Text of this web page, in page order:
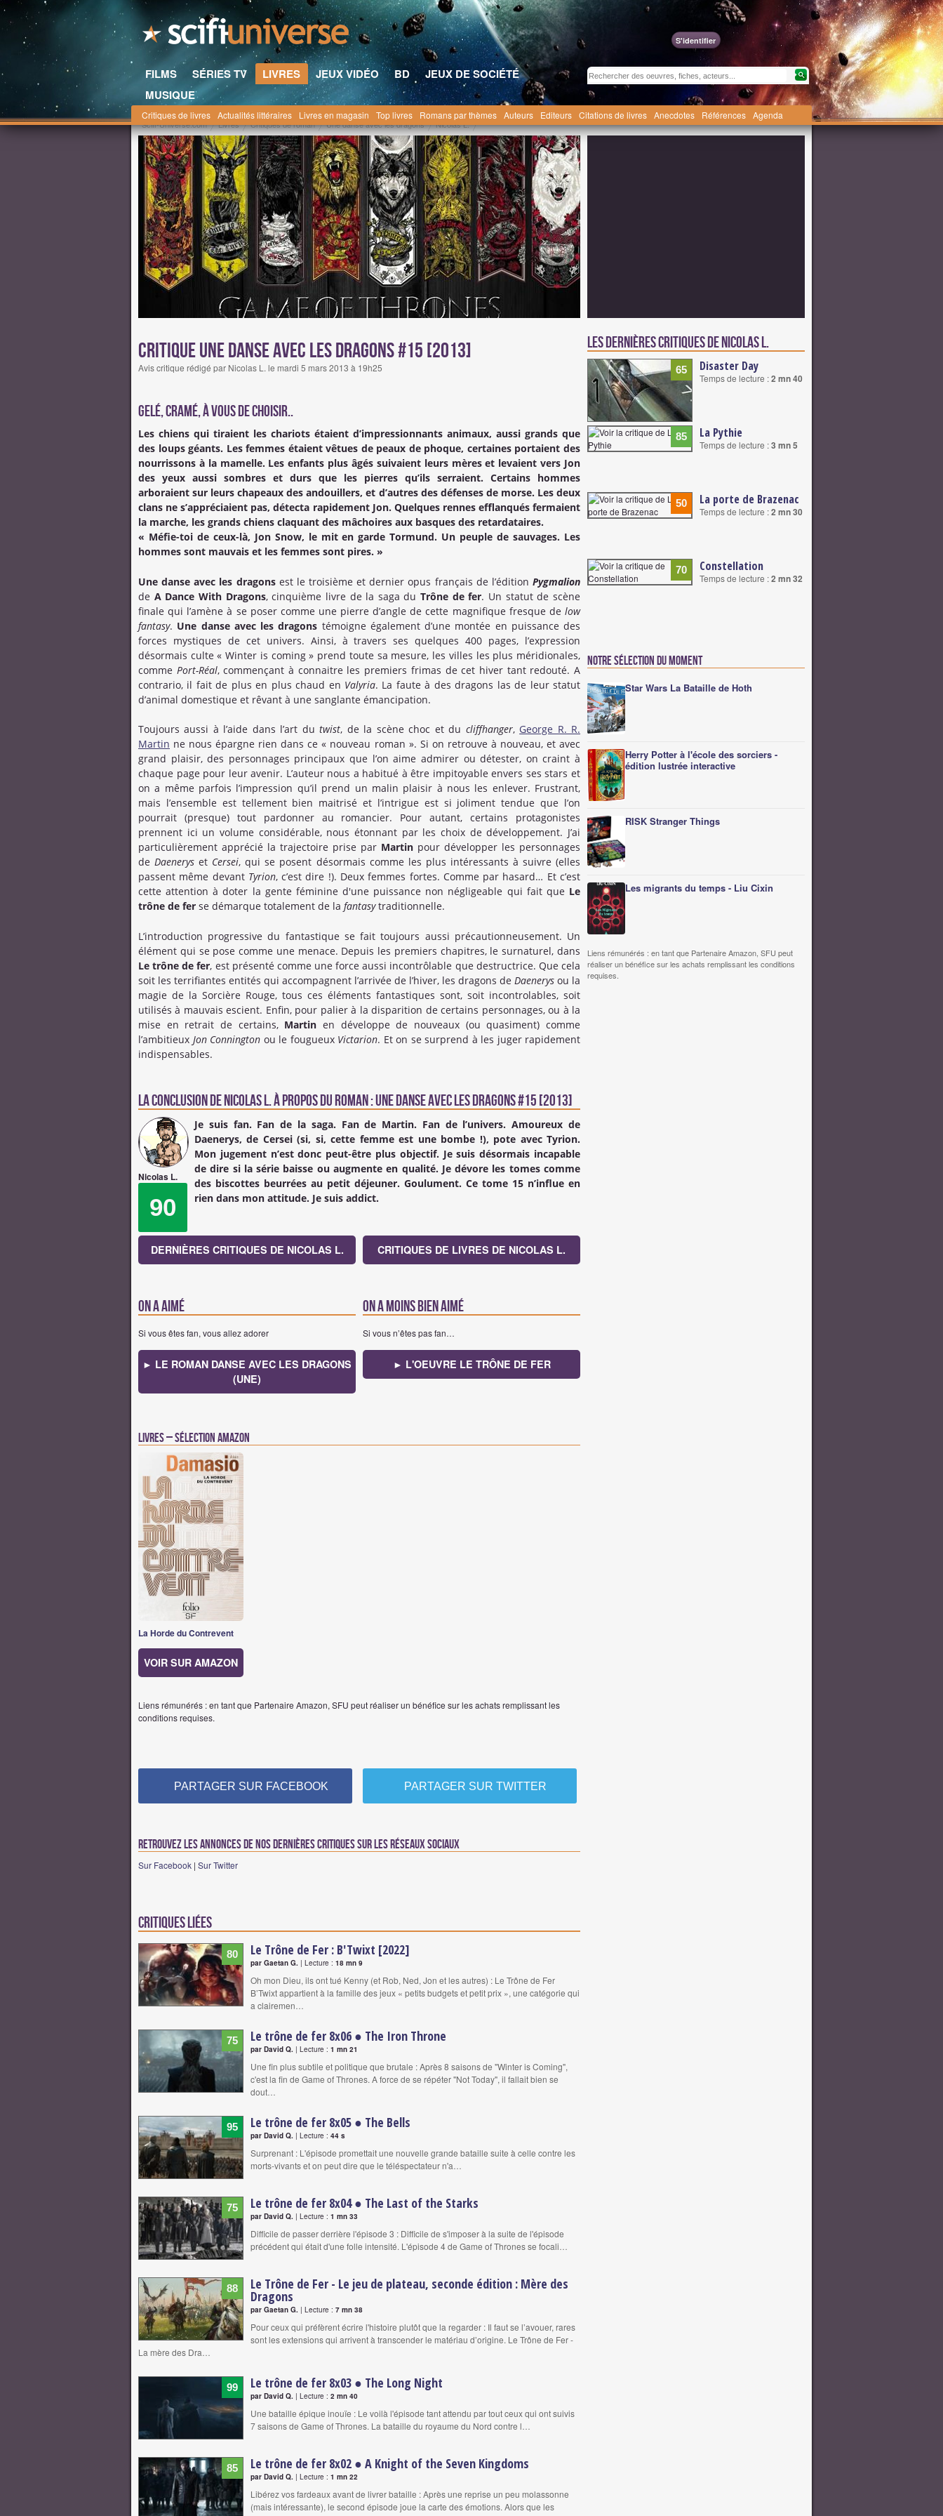
S'identifier
FILMS SÉRIES TV LIVRES JEUX VIDÉO BD
JEUX DE SOCIÉTÉ
MUSIQUE
Critiques de livres Actualités littéraires Livres en magasin Top livres Romans par thèmes Auteurs Editeurs Citations de livres Anecdotes Références Agenda
Scifi-Universe.com Livres Critiques de roman Une danse avec les dragons Nicolas L.
Critique Une danse avec les dragons #15 [2013]
Avis critique rédigé par Nicolas L. le mardi 5 mars 2013 à 19h25
Gelé, cramé, à vous de choisir..
Les chiens qui tiraient les chariots étaient d’impressionnants animaux, aussi grands que
des loups géants. Les femmes étaient vêtues de peaux de phoque, certaines portaient des
nourrissons à la mamelle. Les enfants plus âgés suivaient leurs mères et levaient vers Jon
des yeux aussi sombres et durs que les pierres qu’ils serraient. Certains hommes
arboraient sur leurs chapeaux des andouillers, et d’autres des défenses de morse. Les deux
clans ne s’appréciaient pas, détecta rapidement Jon. Quelques rennes efflanqués fermaient
la marche, les grands chiens claquant des mâchoires aux basques des retardataires.
« Méfie-toi de ceux-là, Jon Snow, le mit en garde Tormund. Un peuple de sauvages. Les
hommes sont mauvais et les femmes sont pires. »
Une danse avec les dragonsest le troisième et dernier opus français de l’éditionPygmalion
de A Dance With Dragons, cinquième livre de la saga duTrône de fer. Un statut de scène
finale qui l’amène à se poser comme une pierre d’angle de cette magnifique fresque de low
fantasy. Une danse avec les dragons témoigne également d’une montée en puissance des
forces mystiques de cet univers. Ainsi, à travers ses quelques 400 pages, l’expression
désormais culte « Winter is coming » prend toute sa mesure, les villes les plus méridionales,
comme Port-Réal, commençant à connaitre les premiers frimas de cet hiver tant redouté. A
contrario, il fait de plus en plus chaud en Valyria. La faute à des dragons las de leur statut
d’animal domestique et rêvant à une sanglante émancipation.
Toujours aussi à l’aide dans l’art dutwist, de la scène choc et du cliffhanger, George R. R.
Martin ne nous épargne rien dans ce « nouveau roman ». Si on retrouve à nouveau, et avec
grand plaisir, des personnages principaux que l’on aime admirer ou détester, on craint à
chaque page pour leur avenir. L’auteur nous a habitué à être impitoyable envers ses stars et
on a même parfois l’impression qu’il prend un malin plaisir à nous les enlever. Frustrant,
mais l’ensemble est tellement bien maitrisé et l’intrigue est si joliment tendue que l’on
pourrait (presque) tout pardonner au romancier. Pour autant, certains protagonistes
prennent ici un volume considérable, nous étonnant par les choix de développement. J’ai
particulièrement apprécié la trajectoire prise par Martin pour développer les personnages
deDaeneryset Cersei, qui se posent désormais comme les plus intéressants à suivre (elles
passent même devant Tyrion, c’est dire !). Deux femmes fortes. Comme par hasard… Et c’est
cette attention à doter la gente féminine d'une puissance non négligeable qui fait que Le
trône de fer se démarque totalement de la fantasytraditionnelle.
L’introduction progressive du fantastique se fait toujours aussi précautionneusement. Un
élément qui se pose comme une menace. Depuis les premiers chapitres, le surnaturel, dans
Le trône de fer, est présenté comme une force aussi incontrôlable que destructrice. Que cela
soit les terrifiantes entités qui accompagnent l’arrivée de l’hiver, les dragons de Daenerys ou la
magie de la Sorcière Rouge, tous ces éléments fantastiques sont, soit incontrolables, soit
utilisés à mauvais escient. Enfin, pour palier à la disparition de certains personnages, ou à la
mise en retrait de certains, Martinen développe de nouveaux (ou quasiment) comme
l’ambitieux Jon Connington ou le fougueux Victarion. Et on se surprend à les juger rapidement
indispensables.
La conclusion deNicolas L.à propos du Roman : Une danse avec les dragons #15 [2013]
Nicolas L.
90
Je suis fan. Fan de la saga. Fan de Martin. Fan de l’univers. Amoureux de
Daenerys, de Cersei (si, si, cette femme est une bombe !), pote avec Tyrion.
Mon jugement n’est donc peut-être plus objectif. Je suis désormais incapable
de dire si la série baisse ou augmente en qualité. Je dévore les tomes comme
des biscottes beurrées au petit déjeuner. Goulument. Ce tome 15 n’influe en
rien dans mon attitude. Je suis addict.
DERNIÈRES CRITIQUES DE NICOLAS L. CRITIQUES DE LIVRES DE NICOLAS L.
On a aimé
Si vous êtes fan, vous allez adorer
On a moins bien aimé
Si vous n’êtes pas fan…
► LE ROMAN DANSE AVEC LES DRAGONS
(UNE)
► L'OEUVRE LE TRÔNE DE FER
Livres – Sélection Amazon
La Horde du Contrevent
VOIR SUR AMAZON
Liens rémunérés : en tant que Partenaire Amazon, SFU peut réaliser un bénéfice sur les achats remplissant les
conditions requises.
PARTAGER SUR FACEBOOK PARTAGER SUR TWITTER
Retrouvez les annonces de nos dernières critiques sur les réseaux sociaux
Sur Facebook | Sur Twitter
Critiques liées
80 Le Trône de Fer : B'Twixt [2022]
par Gaetan G. | Lecture : 18 mn 9
Oh mon Dieu, ils ont tué Kenny (et Rob, Ned, Jon et les autres) : Le Trône de Fer
B’Twixt appartient à la famille des jeux « petits budgets et petit prix », une catégorie qui
a clairemen…
75 Le trône de fer 8x06 ● The Iron Throne
par David Q. | Lecture : 1 mn 21
Une fin plus subtile et politique que brutale : Après 8 saisons de "Winter is Coming",
c'est la fin de Game of Thrones. A force de se répéter "Not Today", il fallait bien se
dout…
95 Le trône de fer 8x05 ● The Bells
par David Q. | Lecture : 44 s
Surprenant : L'épisode promettait une nouvelle grande bataille suite à celle contre les
morts-vivants et on peut dire que le téléspectateur n'a…
75 Le trône de fer 8x04 ● The Last of the Starks
par David Q. | Lecture : 1 mn 33
Difficile de passer derrière l'épisode 3 : Difficile de s'imposer à la suite de l'épisode
précédent qui était d'une folle intensité. L'épisode 4 de Game of Thrones se focali…
88 Le Trône de Fer - Le jeu de plateau, seconde édition : Mère des
Dragons
par Gaetan G. | Lecture : 7 mn 38
Pour ceux qui préfèrent écrire l'histoire plutôt que la regarder : Il faut se l’avouer, rares
sont les extensions qui arrivent à transcender le matériau d’origine. Le Trône de Fer -
La mère des Dra…
99 Le trône de fer 8x03 ● The Long Night
par David Q. | Lecture : 2 mn 40
Une bataille épique inouïe : Le voilà l'épisode tant attendu par tout ceux qui ont suivis
7 saisons de Game of Thrones. La bataille du royaume du Nord contre l…
85 Le trône de fer 8x02 ● A Knight of the Seven Kingdoms
par David Q. | Lecture : 1 mn 22
Libérez vos fardeaux avant de livrer bataille : Après une reprise un peu molassonne
(mais intéressante), le second épisode joue la carte des émotions. Alors que les
Les dernières critiques de Nicolas L.
65 Disaster Day
Temps de lecture :2 mn 40
85 La Pythie
Temps de lecture :3 mn 5
50 La porte de Brazenac
Temps de lecture :2 mn 30
70 Constellation
Temps de lecture :2 mn 32
Notre sélection du moment
Star Wars La Bataille de Hoth
Herry Potter à l'école des sorciers -
édition lustrée interactive
RISK Stranger Things
Les migrants du temps - Liu Cixin
Liens rémunérés : en tant que Partenaire Amazon, SFU peut
réaliser un bénéfice sur les achats remplissant les conditions
requises.